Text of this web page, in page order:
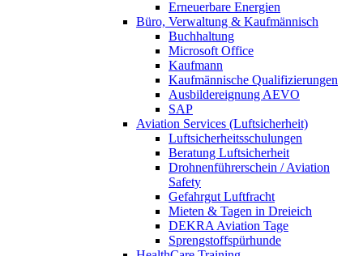
Erneuerbare Energien
Büro, Verwaltung & Kaufmännisch
Buchhaltung
Microsoft Office
Kaufmann
Kaufmännische Qualifizierungen
Ausbildereignung AEVO
SAP
Aviation Services (Luftsicherheit)
Luftsicherheitsschulungen
Beratung Luftsicherheit
Drohnenführerschein / Aviation
Safety
Gefahrgut Luftfracht
Mieten & Tagen in Dreieich
DEKRA Aviation Tage
Sprengstoffspürhunde